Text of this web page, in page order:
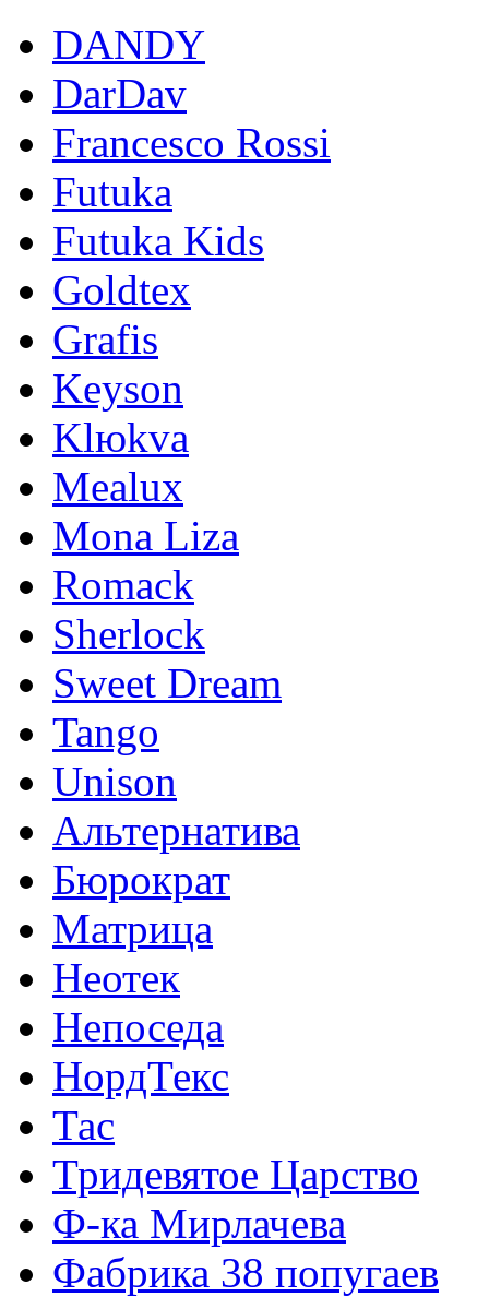
DANDY
DarDav
Francesco Rossi
Futuka
Futuka Kids
Goldtex
Grafis
Keyson
Klюkva
Mealux
Mona Liza
Romack
Sherlock
Sweet Dream
Tango
Unison
Альтернатива
Бюрократ
Матрица
Неотек
Непоседа
НордТекс
Тас
Тридевятое Царство
Ф-ка Мирлачева
Фабрика 38 попугаев